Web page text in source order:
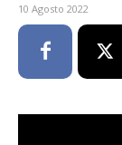
10 Agosto 2022